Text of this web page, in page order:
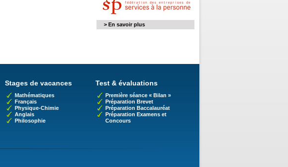
> En savoir plus
Stages de vacances
Mathématiques
Français
Physique-Chimie
Anglais
Philosophie
Test & évaluations
Première séance « Bilan »
Préparation Brevet
Préparation Baccalauréat
Préparation Examens et
Concours